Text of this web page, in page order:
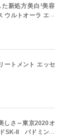
新処方美白³美容
ウルトオーラ エッ
頂点を目指して。
ートメント エッセ
しさ～東京2020オ
SK-II バドミント